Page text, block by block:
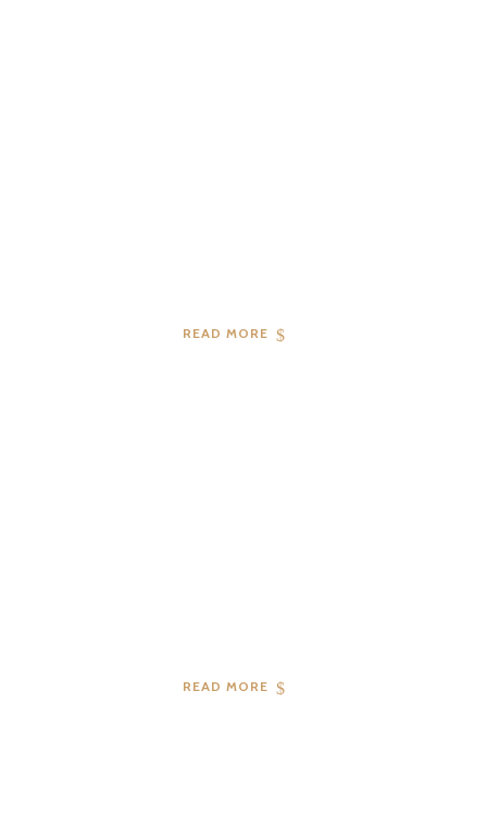
READ MORE
READ MORE